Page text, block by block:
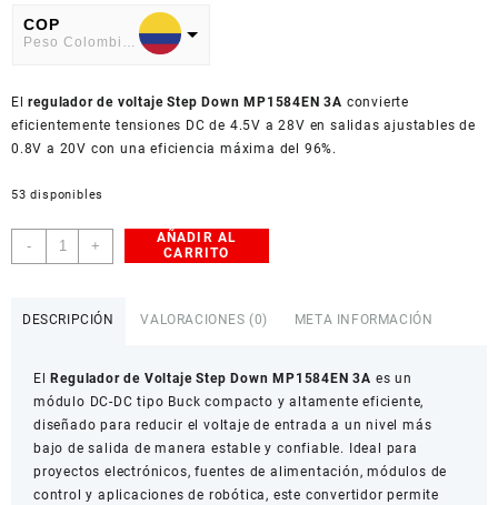
COP
American Dollar
Elregulador de voltaje Step Down MP1584EN 3A convierte
eficientemente tensiones DC de 4.5V a 28V en salidas ajustables de
0.8V a 20V con una eficiencia máxima del 96%.
53 disponibles
-
Regulador
de
3A
DC-
DC
Buck
cantidad
+
AÑADIR AL
CARRITO
DESCRIPCIÓN VALORACIONES (0) META INFORMACIÓN
ElRegulador de Voltaje Step Down MP1584EN 3A es un
módulo DC-DC tipo Buck compacto y altamente eficiente,
diseñado para reducir el voltaje de entrada a un nivel más
bajo de salida de manera estable y confiable. Ideal para
proyectos electrónicos, fuentes de alimentación, módulos de
control y aplicaciones de robótica, este convertidor permite